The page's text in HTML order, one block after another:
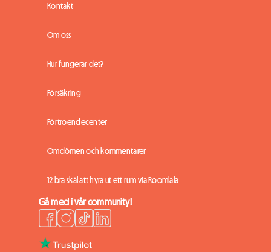
Kontakt
Om oss
Hur fungerar det?
Försäkring
Förtroendecenter
Omdömen och kommentarer
12 bra skäl att hyra ut ett rum via Roomlala
Gå med i vår community!